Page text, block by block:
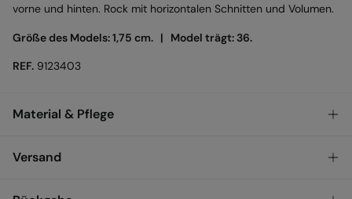
vorne und hinten. Rock mit horizontalen Schnitten und Volumen.
Größe des Models: 1,75 cm. | Model trägt: 36.
REF. 9123403
Material & Pflege
Material
Versand
VERSAND ZU DIR NACH